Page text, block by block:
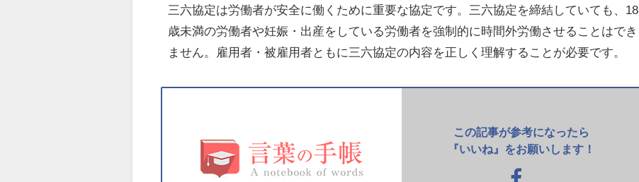
三六協定は労働者が安全に働くために重要な協定です。三六協定を締結していても、18
歳未満の労働者や妊娠・出産をしている労働者を強制的に時間外労働させることはでき
ません。雇用者・被雇用者ともに三六協定の内容を正しく理解することが必要です。
この記事が参考になったら
『いいね』をお願いします！